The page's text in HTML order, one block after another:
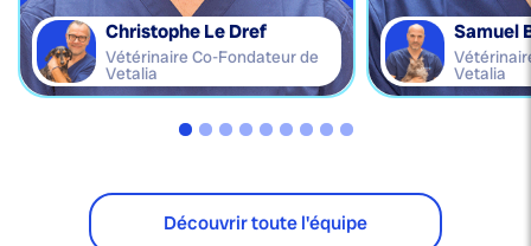
Christophe Le Dref
Vétérinaire Co-Fondateur de
Vetalia
Samuel
Vetalia
Découvrir toute l'équipe